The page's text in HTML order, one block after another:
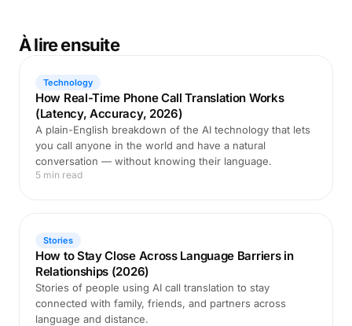
À lire ensuite
Technology
How Real-Time Phone Call Translation Works
(Latency, Accuracy, 2026)
A plain-English breakdown of the AI technology that lets
you call anyone in the world and have a natural
conversation — without knowing their language.
5 min read
Stories
How to Stay Close Across Language Barriers in
Relationships (2026)
Stories of people using AI call translation to stay
connected with family, friends, and partners across
language and distance.